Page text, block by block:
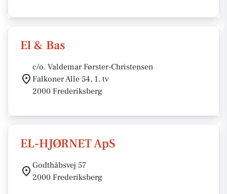
El & Bas
c/o. Valdemar Førster-Christensen
Falkoner Alle 54, 1. tv
2000 Frederiksberg
EL-HJØRNET ApS
Godthåbsvej 57
2000 Frederiksberg